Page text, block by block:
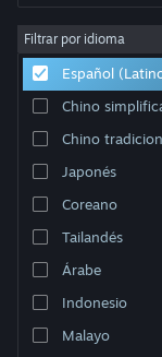
Acerca de
Soporte
Cambiar idioma
Obtener la
Ver versión clásica
Filtrar por idioma
Español
Chino
Chino
Japonés
Coreano
Tailandés
Árabe
Indonesio
Malayo
Ordenar por
4 resultado(s)